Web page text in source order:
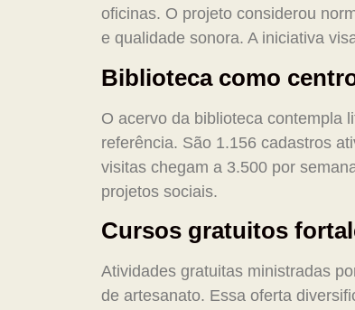
oficinas. O projeto considerou
e qualidade sonora. A iniciativa
Biblioteca como
O acervo da biblioteca contempla
referência. São 1.156 cadastros
visitas chegam a 3.500 por
projetos sociais.
Cursos gratuitos
Atividades gratuitas ministradas
de artesanato. Essa oferta